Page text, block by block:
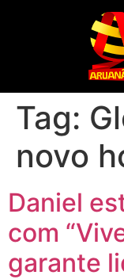
Tag:
novo
Daniel
com
garante